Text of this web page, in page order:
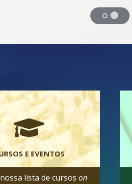
E EVENTOS
lista de cursoson